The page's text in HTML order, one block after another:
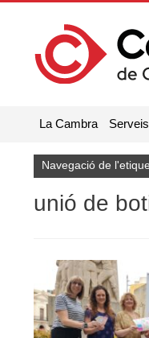
La Cambra
Navegació de
unió de